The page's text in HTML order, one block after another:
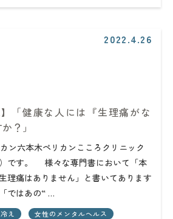
2022.4.26
「健康な人には『生理痛がな
？」
ン六本木ペリカンこころクリニック
）です。 様々な専門書において「本
理痛はありません」と書いてあります
ではあの“ …
冷え
女性のメンタルヘルス